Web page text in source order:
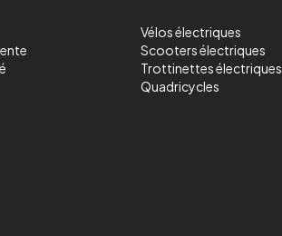
Vélos électriques
Scooters électriques
Trottinettes électriques
Quadricycles